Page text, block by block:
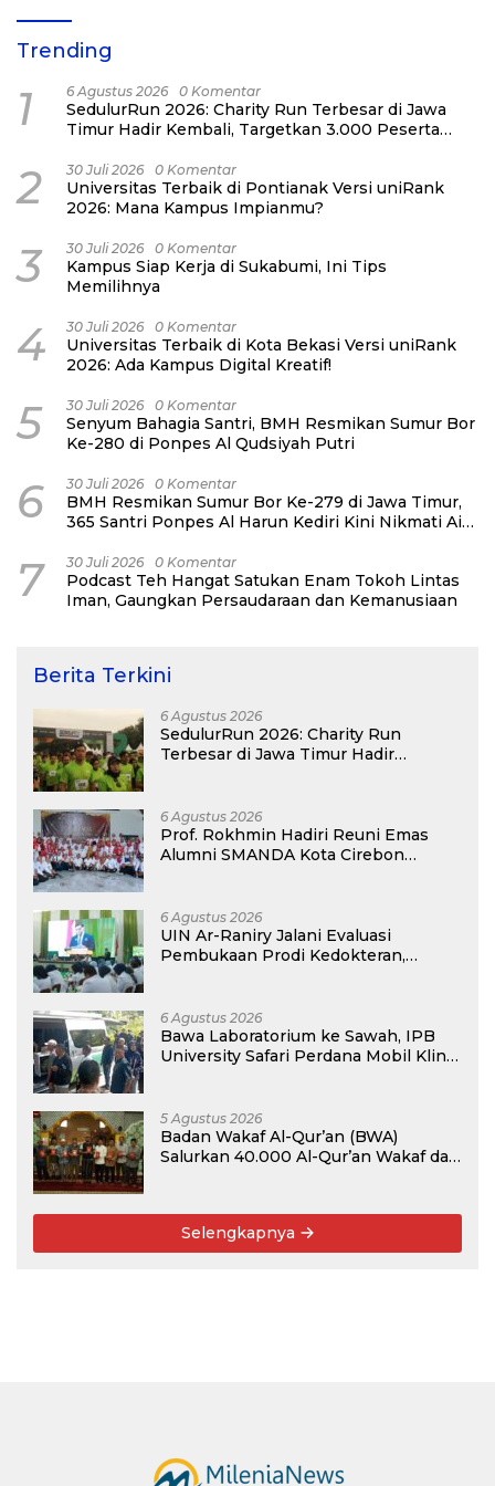
Trending
1 6 Agustus 2026 0 Komentar
SedulurRun 2026: Charity Run Terbesar di Jawa
Timur Hadir Kembali, Targetkan 3.000 Peserta
Honorer
2 30 Juli 2026 0 Komentar
Universitas Terbaik di Pontianak Versi uniRank
2026: Mana Kampus Impianmu?
3 30 Juli 2026 0 Komentar
Kampus Siap Kerja di Sukabumi, Ini Tips
Memilihnya
4 30 Juli 2026 0 Komentar
Universitas Terbaik di Kota Bekasi Versi uniRank
2026: Ada Kampus Digital Kreatif!
5 30 Juli 2026 0 Komentar
Senyum Bahagia Santri, BMH Resmikan Sumur Bor
Ke-280 di Ponpes Al Qudsiyah Putri
6 30 Juli 2026 0 Komentar
BMH Resmikan Sumur Bor Ke-279 di Jawa Timur,
365 Santri Ponpes Al Harun Kediri Kini Nikmati Air
7 30 Juli 2026 0 Komentar
Podcast Teh Hangat Satukan Enam Tokoh Lintas
Iman, Gaungkan Persaudaraan dan Kemanusiaan
Berita Terkini
6 Agustus 2026
SedulurRun 2026: Charity Run
Terbesar di Jawa Timur Hadir
Guru Honorer
6 Agustus 2026
Prof. Rokhmin Hadiri Reuni Emas
Alumni SMANDA Kota Cirebon
6 Agustus 2026
UIN Ar-Raniry Jalani Evaluasi
Pembukaan Prodi Kedokteran,
6 Agustus 2026
Bawa Laboratorium ke Sawah, IPB
University Safari Perdana Mobil Klinik
5 Agustus 2026
Badan Wakaf Al-Qur’an (BWA)
Salurkan 40.000 Al-Qur’an Wakaf dan
Selengkapnya